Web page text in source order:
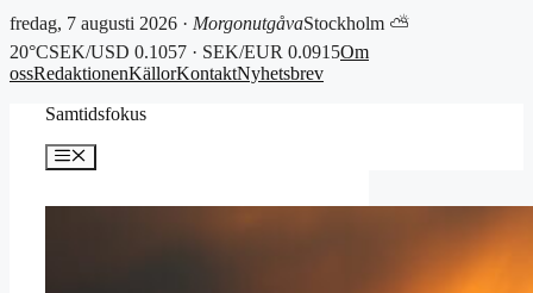
fredag, 7 augusti 2026 · MorgonutgåvaStockholm ⛅
20°CSEK/USD 0.1057 · SEK/EUR 0.0915Om
ossRedaktionenKällorKontaktNyhetsbrev
Samtidsfokus
Meny